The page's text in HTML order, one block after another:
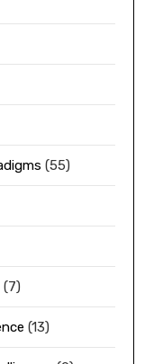
(55)
(7)
(13)